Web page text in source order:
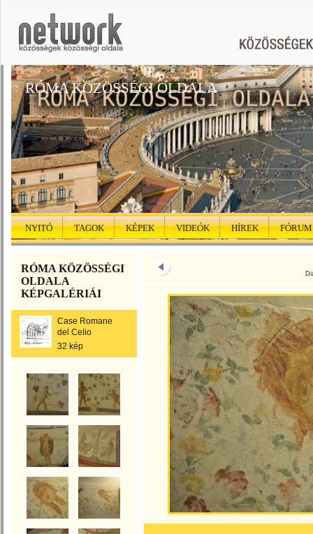
RÓMA KÖZÖSSÉGI OLDALA
NYITÓ TAGOK KÉPEK VIDEÓK HÍREK FÓRUM
RÓMA KÖZÖSSÉGI
OLDALA
KÉPGALÉRIÁI
Case Romane
del Celio
32 kép